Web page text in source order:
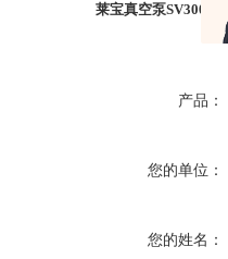
莱宝真空泵SV300B*
产品：
您的单位：
您的姓名：